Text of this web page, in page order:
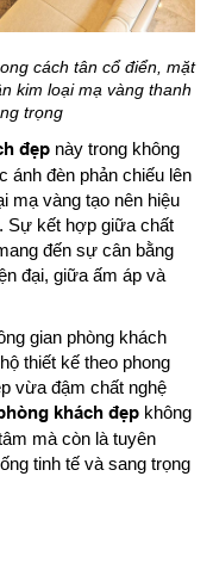
cách tân cổ điển, mặt
kim loại mạ vàng thanh
trọng
đẹp này trong không
ánh đèn phản chiếu lên
mạ vàng tạo nên hiệu
Sự kết hợp giữa chất
đến sự cân bằng
đại, giữa ấm áp và
gian phòng khách
thiết kế theo phong
vừa đậm chất nghệ
khách đẹp không
mà còn là tuyên
tinh tế và sang trọng